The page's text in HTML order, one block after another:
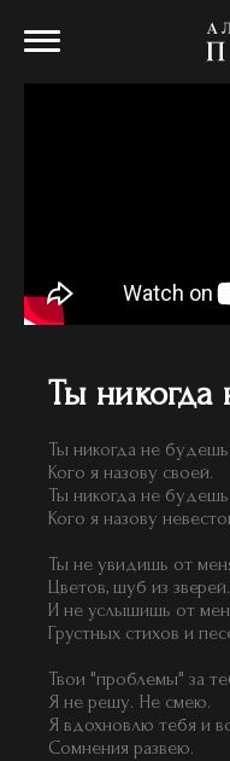
Ты
Ты никогда не
Кого я назову своей.
Ты никогда не
Кого я назову
Ты не увидишь от
Цветов, шуб из зверей.
И не услышишь от
Грустных стихов и
Твои "проблемы" за
Я не решу. Не смею.
Я вдохновлю тебя и
Сомнения развею.